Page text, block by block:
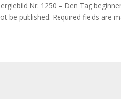
Nr. 1250 – Den Tag
be published. Required fields are